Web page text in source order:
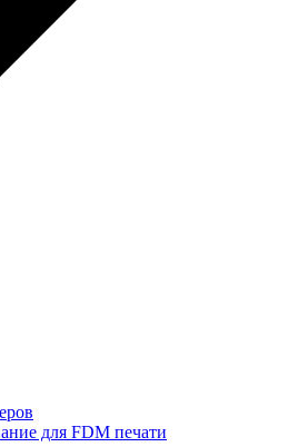
для FDM печати